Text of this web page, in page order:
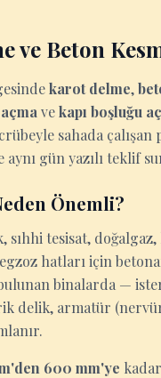
ve Beton
karot delme,
vekapı boşluğu
sahada
gün yazılı teklif
Önemli?
tesisat,
hatları için
binalarda —
delik, armatür
600 mm'ye